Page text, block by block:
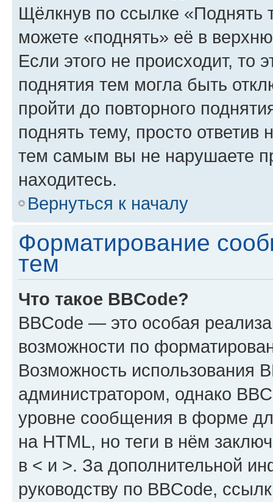
Щёлкнув по ссылке «Поднять
можете «поднять» её в
Если этого не происходит, то
поднятия тем могла быть
пройти до повторного
поднять тему, просто ответив
тем самым вы не нарушаете
находитесь.
Вернуться к началу
Форматирование
тем
Что такое BBCode?
BBCode — это особая
возможности по
Возможность использования
администратором, однако
уровне сообщения в форме
на HTML, но теги в нём
в < и >. За дополнительной
руководству по BBCode,